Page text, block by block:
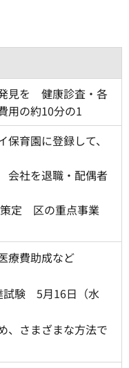
見を 健康診査・各
用の約10分の1
育園に登録して、
会社を退職・配偶者
策定 区の重点事業
療費助成など
試験 5月16日（水
、さまざまな方法で